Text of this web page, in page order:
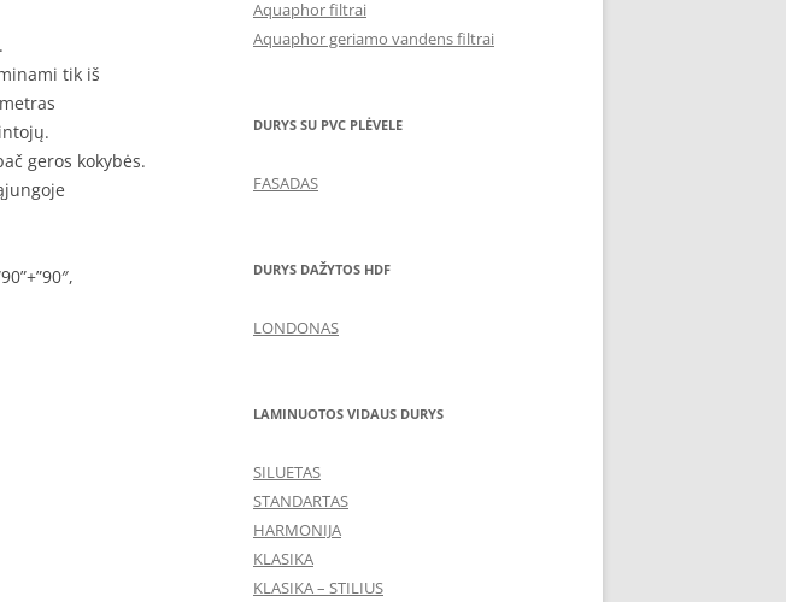
tik iš
geros kokybės.
Aquaphor filtrai
Aquaphor geriamo vandens filtrai
DURYS SU PVC PLĖVELE
FASADAS
DURYS DAŽYTOS HDF
LONDONAS
LAMINUOTOS VIDAUS DURYS
SILUETAS
STANDARTAS
HARMONIJA
KLASIKA
KLASIKA – STILIUS